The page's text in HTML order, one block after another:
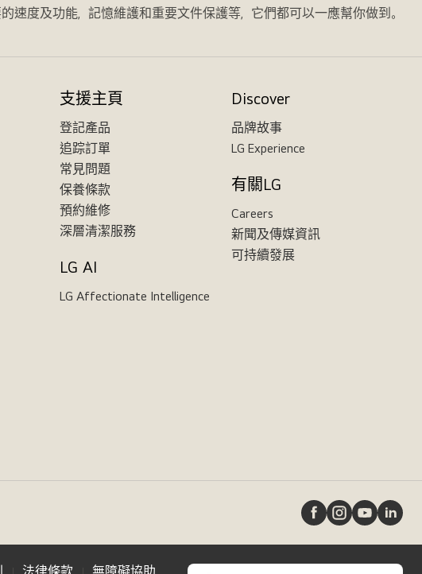
度及功能，記憶維護和重要文件保護等，它們都可以一應幫你做到。
支援主頁
登記產品
追踪訂單
常見問題
保養條款
預約維修
深層清潔服務
LG AI
LG Affectionate Intelligence
Discover
品牌故事
LG Experience
有關LG
Careers
新聞及傳媒資訊
可持續發展